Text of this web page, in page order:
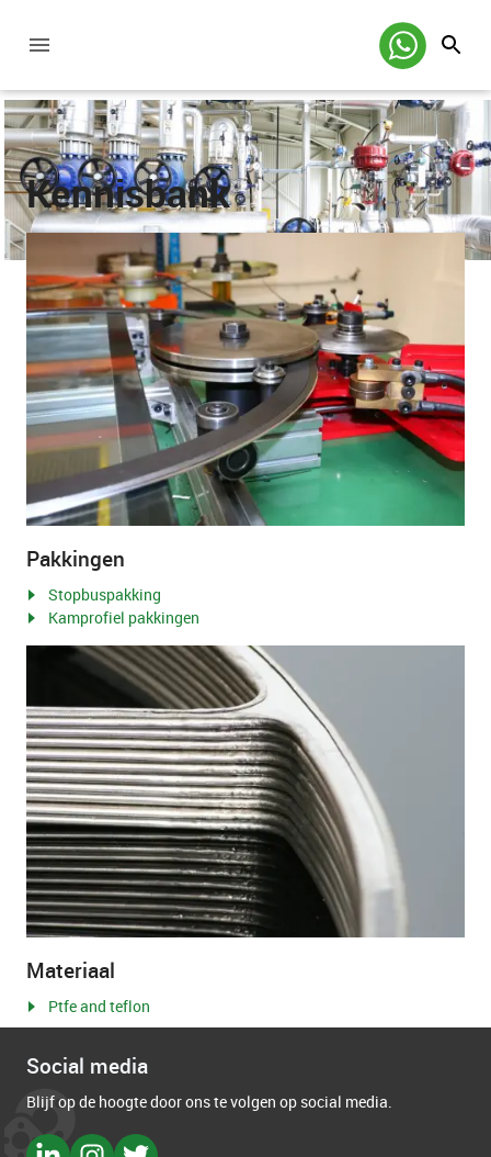
Kennisbank
Pakkingen
Stopbuspakking
Kamprofiel pakkingen
Materiaal
Ptfe and teflon
Social media
Blijf op de hoogte door ons te volgen op social media.